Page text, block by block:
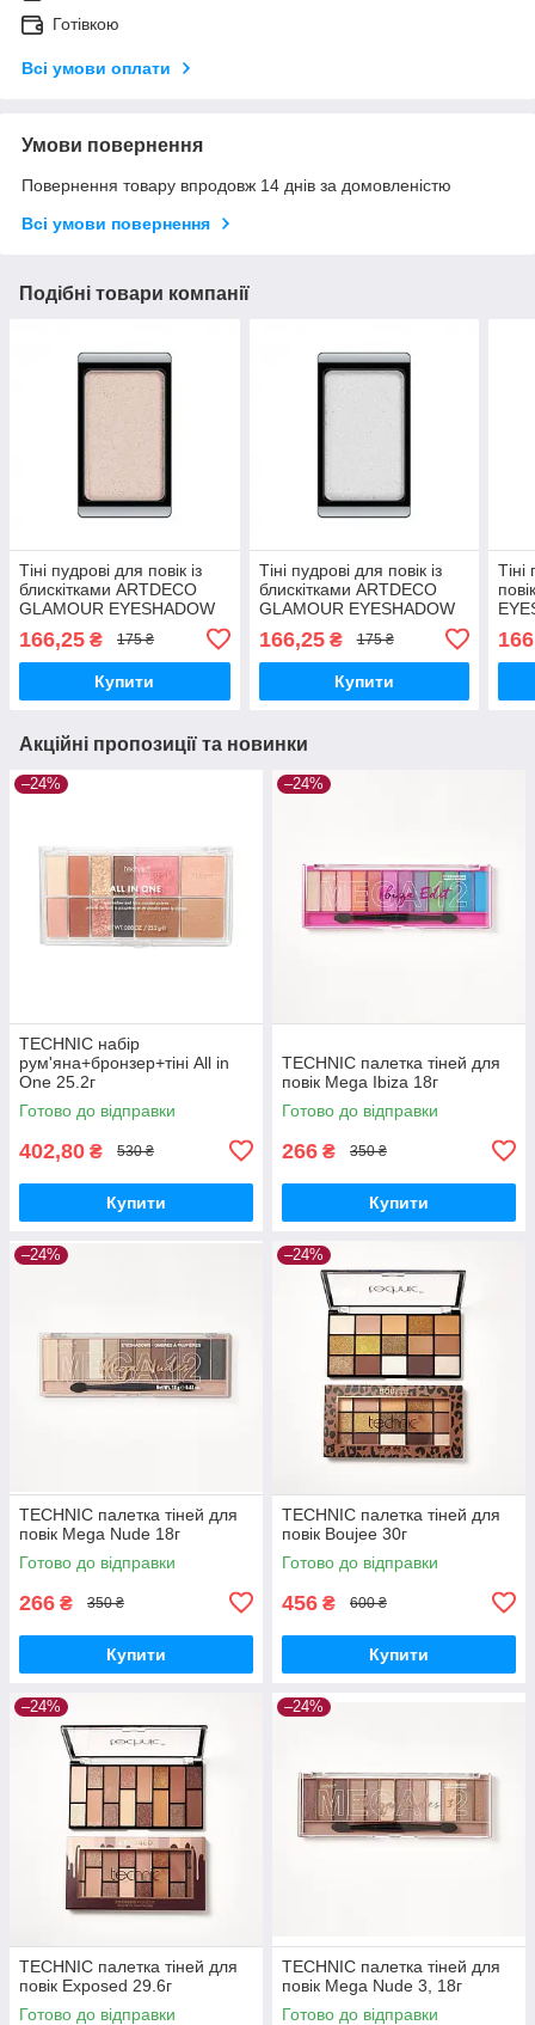
Готівкою
Всі умови оплати
Умови повернення
Повернення товару впродовж 14 днів за домовленістю
Всі умови повернення
Подібні товари компанії
Тіні пудрові для повік із
блискітками ARTDECO
GLAMOUR EYESHADOW
166,25 ₴ 175 ₴
Купити
Тіні пудрові для повік із
блискітками ARTDECO
GLAMOUR EYESHADOW
166,25₴ 175 ₴
Купити
Акційні пропозиції та новинки
–24%
TECHNIC набір
рум'яна+бронзер+тіні All in
One 25.2г
Готово до відправки
402,80 ₴ 530 ₴
Купити
–24%
TECHNIC палетка тіней для
повік Mega Ibiza 18г
Готово до відправки
266 ₴ 350 ₴
Купити
–24%
TECHNIC палетка тіней для
повік Mega Nude 18г
Готово до відправки
266 ₴ 350 ₴
Купити
–24%
TECHNIC палетка тіней для
повік Boujee 30г
Готово до відправки
456 ₴ 600 ₴
Купити
–24%
TECHNIC палетка тіней для
повік Exposed 29.6г
Готово до відправки
–24%
TECHNIC палетка тіней для
повік Mega Nude 3, 18г
Готово до відправки